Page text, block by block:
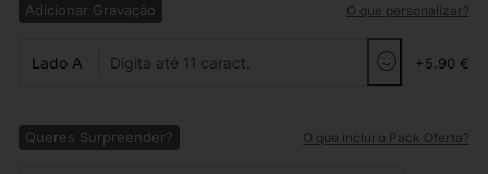
Adicionar Gravação O que personalizar?
Lado A +5.90 €
Queres Surpreender? O que inclui o Pack Oferta?